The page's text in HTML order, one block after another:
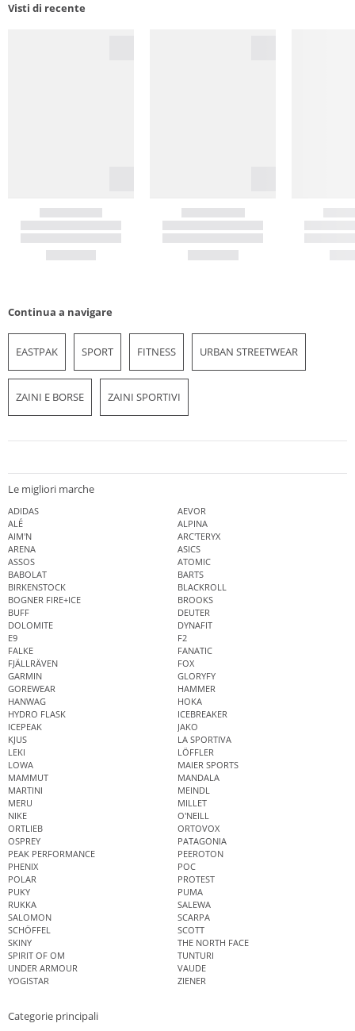
Visti di recente
Continua a navigare
EASTPAK SPORT FITNESS URBAN STREETWEAR
ZAINI E BORSE ZAINI SPORTIVI
Le migliori marche
ADIDAS
AEVOR
ALÉ
ALPINA
AIM'N
ARC'TERYX
ARENA
ASICS
ASSOS
ATOMIC
BABOLAT
BARTS
BIRKENSTOCK
BLACKROLL
BOGNER FIRE+ICE
BROOKS
BUFF
DEUTER
DOLOMITE
DYNAFIT
E9
F2
FALKE
FANATIC
FJÄLLRÄVEN
FOX
GARMIN
GLORYFY
GOREWEAR
HAMMER
HANWAG
HOKA
HYDRO FLASK
ICEBREAKER
ICEPEAK
JAKO
KJUS
LA SPORTIVA
LEKI
LÖFFLER
LOWA
MAIER SPORTS
MAMMUT
MANDALA
MARTINI
MEINDL
MERU
MILLET
NIKE
O'NEILL
ORTLIEB
ORTOVOX
OSPREY
PATAGONIA
PEAK PERFORMANCE
PEEROTON
PHENIX
POC
POLAR
PROTEST
PUKY
PUMA
RUKKA
SALEWA
SALOMON
SCARPA
SCHÖFFEL
SCOTT
SKINY
THE NORTH FACE
SPIRIT OF OM
TUNTURI
UNDER ARMOUR
VAUDE
YOGISTAR
ZIENER
Categorie principali